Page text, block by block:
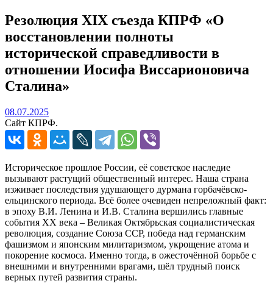
Резолюция XIX съезда КПРФ «О
восстановлении полноты
исторической справедливости в
отношении Иосифа Виссарионовича
Сталина»
08.07.202508.07.2025
Сайт КПРФ.
Историческое прошлое России, её советское наследие
вызывают растущий общественный интерес. Наша страна
изживает последствия удушающего дурмана горбачёвско-
ельцинского периода. Всё более очевиден непреложный факт:
в эпоху В.И. Ленина и И.В. Сталина вершились главные
события ХХ века – Великая Октябрьская социалистическая
революция, создание Союза ССР, победа над германским
фашизмом и японским милитаризмом, укрощение атома и
покорение космоса. Именно тогда, в ожесточённой борьбе с
внешними и внутренними врагами, шёл трудный поиск
верных путей развития страны.